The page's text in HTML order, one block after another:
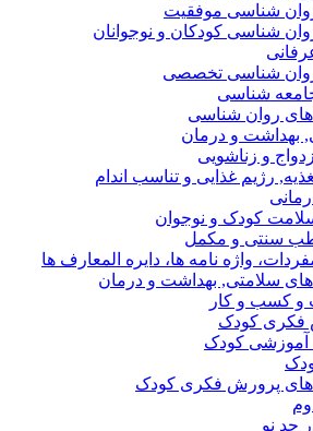
شناسی موفقیت
شناسی کودکان و نوجوانان
شناسی تخصصی
شناسی
روان شناسی
بهداشت و درمان
و زناشویی
رژیم غذایی و تناسب اندام
کودک و نوجوان
سنتی و مکمل
واژه نامه ها، دایره المعارف ها
سلامتی, بهداشت و درمان
و کسب و کار
فکری کودک
کودک
های پرورش فکری کودک
حد نو